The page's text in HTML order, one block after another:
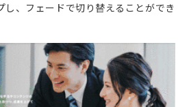
し、フェードで切り替えることができ